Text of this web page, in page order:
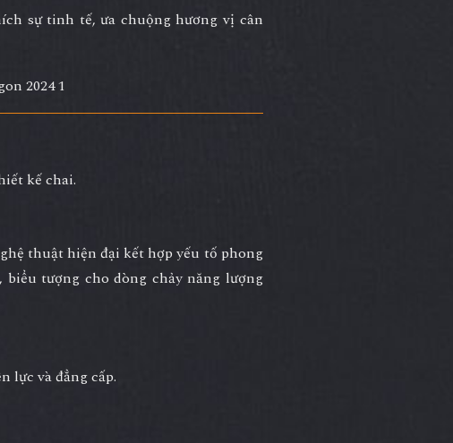
sự tinh tế, ưa chuộng hương vị cân
kế chai.
thuật hiện đại kết hợp yếu tố phong
tượng cho dòng chảy năng lượng
lực và đẳng cấp.